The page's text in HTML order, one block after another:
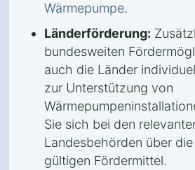
Wärmepumpe.
Länderförderung:
bundesweiten
auch die Länder
zur Unterstützung von
Sie sich bei den
Landesbehörden über
gültigen Fördermittel.